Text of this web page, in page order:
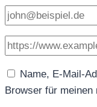
Name, E-Mail-
Browser für meinen